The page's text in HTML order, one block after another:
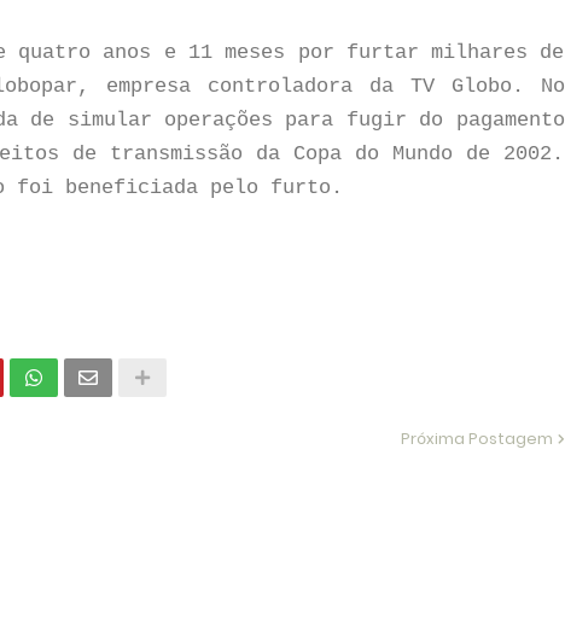
quatro anos e 11 meses por furtar milhares de
empresa controladora da TV Globo. No
de simular operações para fugir do pagamento
de transmissão da Copa do Mundo de 2002.
foi beneficiada pelo furto.
Próxima Postagem